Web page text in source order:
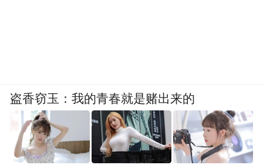
盗香窃玉：我的青春就是赌出来的